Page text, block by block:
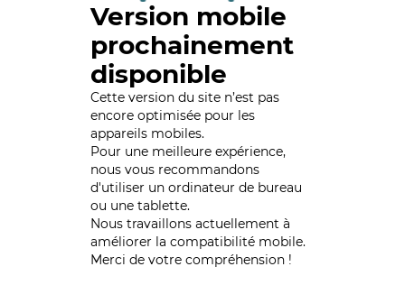
Version mobile
prochainement
disponible
Cette version du site n’est pas
encore optimisée pour les
appareils mobiles.
Pour une meilleure expérience,
nous vous recommandons
d'utiliser un ordinateur de bureau
ou une tablette.
Nous travaillons actuellement à
améliorer la compatibilité mobile.
Merci de votre compréhension !